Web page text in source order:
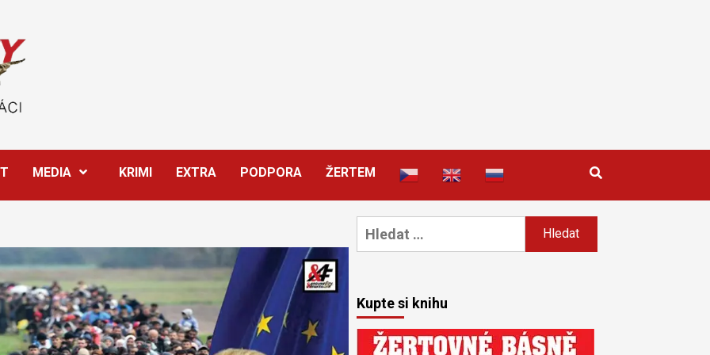
MEDIA KRIMI EXTRA PODPORA ŽERTEM
Vyhledávání
Kupte si knihu